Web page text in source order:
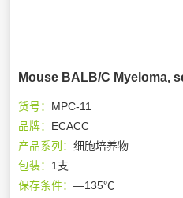
Mouse BALB/C Myeloma,
货号： MPC-11
品牌： ECACC
产品系列：细胞培养物
包装： 1支
保存条件：—135℃